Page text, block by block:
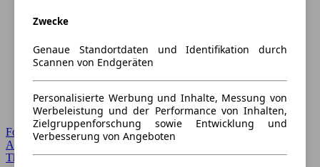
Forum Startseite
Alle Auto-Foren
Themen-Forum
Zwecke
Genaue Standortdaten und Identifikation durch
Scannen von Endgeräten
Personalisierte Werbung und Inhalte, Messung von
Werbeleistung und der Performance von Inhalten,
Zielgruppenforschung sowie Entwicklung und
Verbesserung von Angeboten